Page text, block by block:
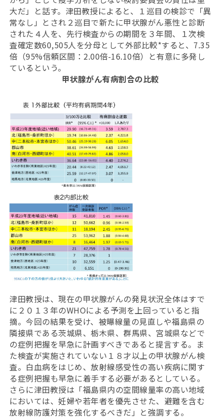
大だ」と話す。津田教授によると、１巡目の検診で「異
常なし」とされ２巡目で新たに甲状腺がん悪性と診断
された４人を、先行検査からの期間を３年間、１次検
査確定数60,505人を分母として外部比較*すると、7.35
倍（95%信頼区間：2.00倍-16.10倍）と有意に多発し
ているという。
甲状腺がん有病割合の比較
津田教授は、現在の甲状腺がんの発見状況全体はすで
に２０１３年のWHOによる予測を上回っていると指
摘。今回の結果を受け、被曝線量の見直しや福島県の
隣接県である茨城県、栃木県、群馬県、宮城県などで
の症例把握を早急に計画すべきであると提言する。ま
た検査が実施されていない１８才以上の甲状腺がん検
査。白血病をはじめ、放射線感受性の高い疾病に関す
る症例把握も早急に着手する必要があるとしている。
さらに津田教授は「福島県内の空間線量率の高い地域
においては、妊婦や若年者を優先させた、避難を含む
放射線防護対策を強化するべきだ」と強調する。